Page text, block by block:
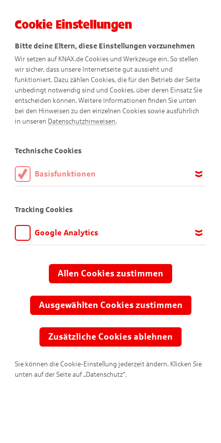
Impressum
Dies ist ein Angebot der
Cookie Einstellungen
Bitte deine Eltern, diese Einstellungen vorzunehmen
Wir setzen auf KNAX.de Cookies und Werkzeuge ein. So stellen
wir sicher, dass unsere Internetseite gut aussieht und
funktioniert. Dazu zählen Cookies, die für den Betrieb der Seite
unbedingt notwendig sind und Cookies, über deren Einsatz Sie
entscheiden können. Weitere Informationen finden Sie unten
bei den Hinweisen zu den einzelnen Cookies sowie ausführlich
in unseren Datenschutzhinweisen.
Technische Cookies
Basisfunktionen
aktiviert sein.
Tracking Cookies
Google Analytics
anpassen und verbessern können. Aus diesem Grund nutzen wir
Google Analytics. Dieses Werkzeug erfasst die Seitenaufrufe zu
Übertragung anonymisiert.
Allen Cookies zustimmen
Ausgewählten Cookies zustimmen
Zusätzliche Cookies ablehnen
Sie können die Cookie-Einstellung jederzeit ändern. Klicken Sie
unten auf der Seite auf „Datenschutz“.